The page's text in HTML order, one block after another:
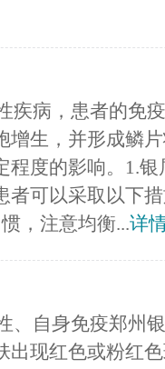
疾病，患者的免
增生，并形成鳞
程度的影响。1.
者可以采取以下
，注意均衡...详
、自身免疫郑州
出现红色或粉红